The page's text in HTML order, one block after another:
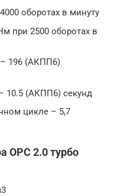
оборотах в минуту
при 2500 оборотах в
196 (АКПП6)
10.5 (АКПП6) секунд
цикле – 5,7
OPC 2.0 турбо